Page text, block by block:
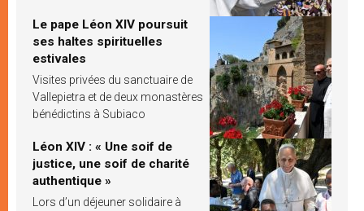
Le pape Léon XIV poursuit
ses haltes spirituelles
estivales
Visites privées du sanctuaire de
Vallepietra et de deux monastères
bénédictins à Subiaco
Léon XIV : « Une soif de
justice, une soif de charité
authentique »
Lors d’un déjeuner solidaire à